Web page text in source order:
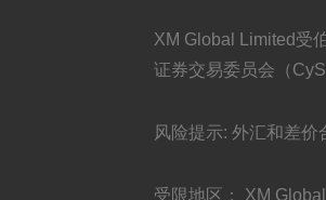
XM Global Limited受
证券交易委员会（
风险提示: 外汇和差
受限地区： XM